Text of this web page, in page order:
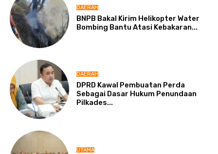
DAERAH
BNPB Bakal Kirim Helikopter Water
Bombing Bantu Atasi Kebakaran...
DAERAH
DPRD Kawal Pembuatan Perda
Sebagai Dasar Hukum Penundaan
Pilkades...
UTAMA